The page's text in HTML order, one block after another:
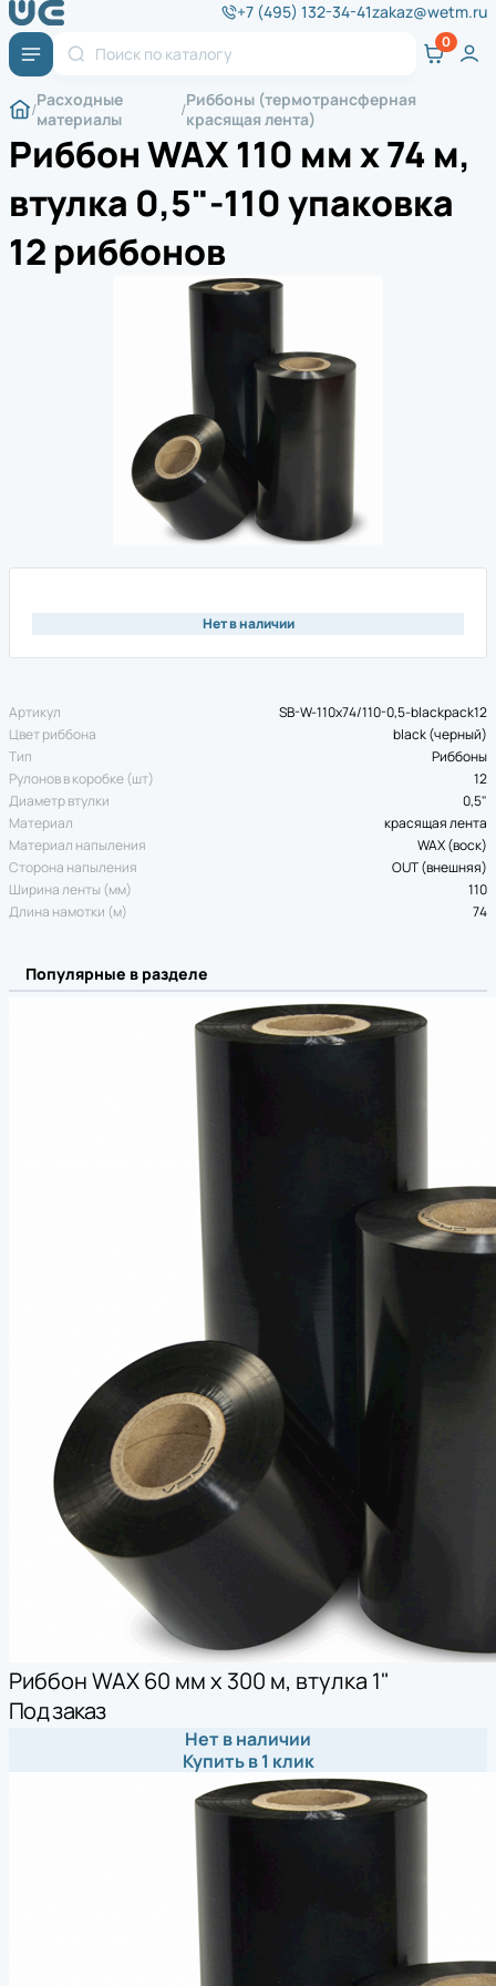
+7 (495) 132-34-41zakaz@wetm.ru
Расходные
материалы
Риббоны (термотрансферная
красящая лента)
Риббон WAX 110 мм х 74 м,
втулка 0,5"-110 упаковка
12 риббонов
Нет в наличии
Артикул
SB-W-110x74/110-0,5-blackpack12
Цвет риббона
black (черный)
Тип
Риббоны
Рулонов в коробке (шт)
12
Диаметр втулки
0,5"
Материал
красящая лента
Материал напыления
WAX (воск)
Сторона напыления
OUT (внешняя)
Ширина ленты (мм)
110
Длина намотки (м)
74
Популярные в разделе
Риббон WAX 60 мм х 300 м, втулка 1"
Под заказ
Нет в наличии
Купить в 1 клик